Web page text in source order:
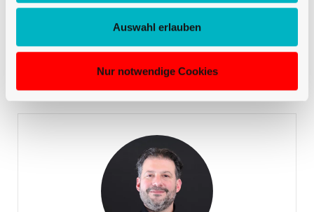
Auswahl erlauben
Nur notwendige Cookies
VERKAUF DEUTSCHSCHWEIZ
Schornoz Sébastien
WESTSCHWEIZ